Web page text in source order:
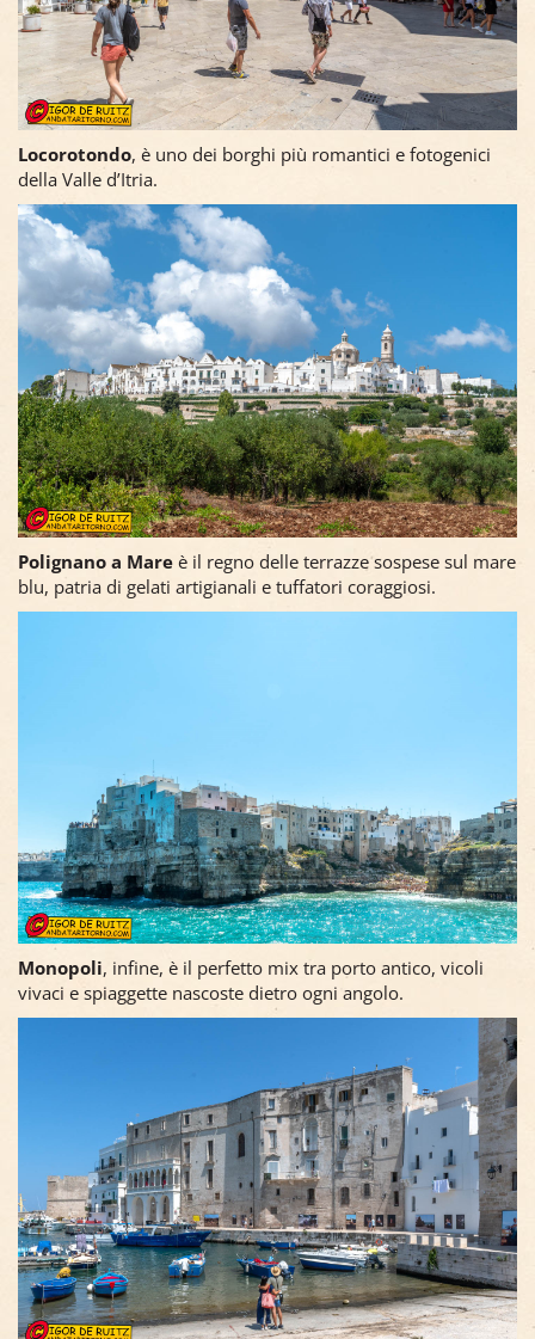
Locorotondo, è uno dei borghi più romantici e fotogenici
della Valle d’Itria.
Polignano a Mare è il regno delle terrazze sospese sul mare
blu, patria di gelati artigianali e tuffatori coraggiosi.
Monopoli, infine, è il perfetto mix tra porto antico, vicoli
vivaci e spiaggette nascoste dietro ogni angolo.